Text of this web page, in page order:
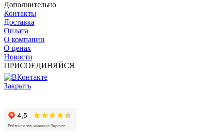
Дополнительно
Контакты
Доставка
Оплата
О компании
О ценах
Новости
ПРИСОЕДИНЯЙСЯ
Закрыть